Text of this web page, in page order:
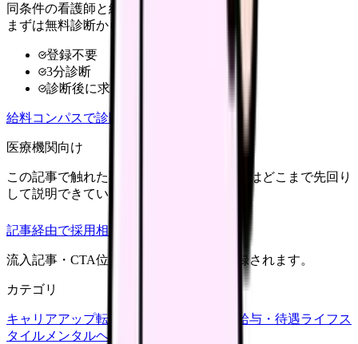
同条件の看護師と給料を比較
まずは無料診断から
登録不要
3分診断
診断後に求人比較
給料コンパスで診断
医療機関向け
この記事で触れた不安を、自院の求人票ではどこまで先回り
して説明できていますか？
記事経由で採用相談
流入記事・CTA位置つきで管理画面に記録されます。
カテゴリ
キャリアアップ転職ガイド 給与・待遇ライフス
タイル メンタルヘルス